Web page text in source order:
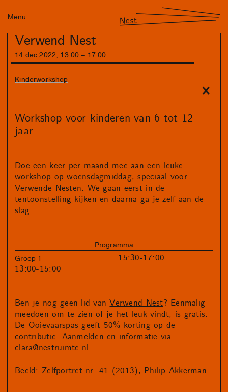
Menu Nest
Verwend Nest
14 dec 2022 13 :00 17 :00
Kinderworkshop
Workshop voor kinderen van 6 tot 12
jaar.
Doe een keer per maand mee aan een leuke
workshop op woensdagmiddag, speciaal voor
Verwende Nesten. We gaan eerst in de
tentoonstelling kijken en daarna ga je zelf aan de
slag.
Programma
Groep 1
13:00-15:00
15:30-17:00
Ben je nog geen lid vanVerwend Nest? Eenmalig
meedoen om te zien of je het leuk vindt, is gratis.
De Ooievaarspas geeft 50% korting op de
contributie. Aanmelden en informatie via
clara@nestruimte.nl
Beeld: Zelfportret nr. 41 (2013), Philip Akkerman